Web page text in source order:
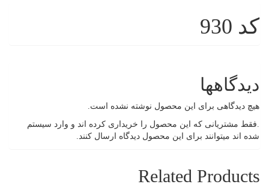
کد 930
دیدگاهها
هیچ دیدگاهی برای این محصول نوشته نشده است.
.فقط مشتریانی که این محصول را خریداری کرده اند و وارد سیستم
شده اند میتوانند برای این محصول دیدگاه ارسال کنند.
Related Products